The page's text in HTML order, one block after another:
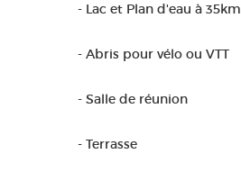
- Lac et Plan d'eau à 35km
- Abris pour vélo ou VTT
- Salle de réunion
- Terrasse